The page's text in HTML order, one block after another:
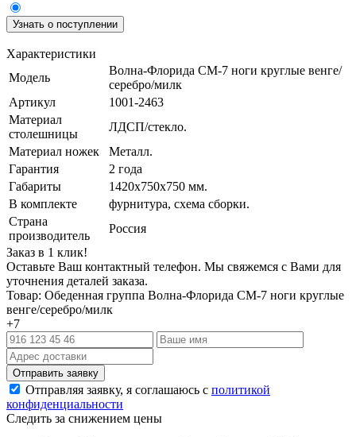
Узнать о поступлении
Характеристики
Модель
Волна-Флорида СМ-7 ноги круглые венге/
серебро/милк
Артикул
1001-2463
Материал
столешницы
ЛДСП/стекло.
Материал ножек
Металл.
Гарантия
2 года
Габариты
1420х750х750 мм.
В комплекте
фурнитура, схема сборки.
Страна
производитель
Россия
Заказ в 1 клик!
Оставьте Ваш контактный телефон. Мы свяжемся с Вами для
уточнения деталей заказа.
Товар: Обеденная группа Волна-Флорида СМ-7 ноги круглые
венге/серебро/милк
+7
Отправляя заявку, я соглашаюсь с политикой
конфиденциальности
Следить за снижением цены